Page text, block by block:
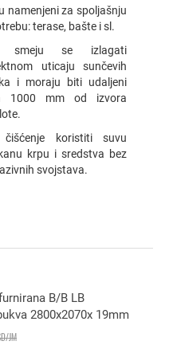
namenjeni za spoljašnju
terase, bašte i sl.
smeju se izlagati
uticaju sunčevih
i moraju biti udaljeni
1000 mm od izvora
koristiti suvu
krpu i sredstva bez
svojstava.
B/B LB
2800x2070x 19mm
JM